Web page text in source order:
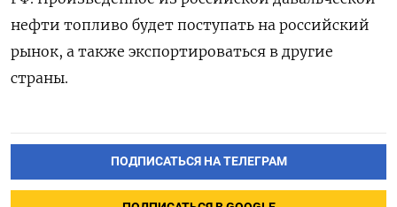
нефти топливо будет поступать на российский
рынок, а также экспортироваться в другие
страны.
ПОДПИСАТЬСЯ НА ТЕЛЕГРАМ